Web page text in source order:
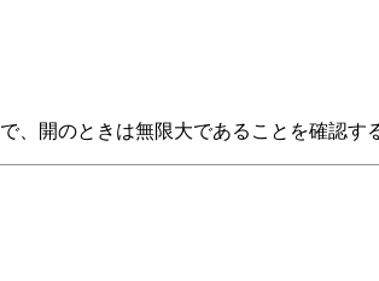
開のときは無限大であることを確認す